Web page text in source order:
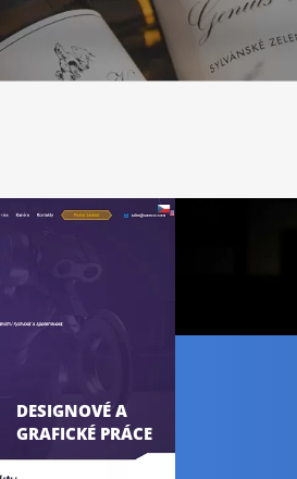
DESIGNOVÉ A
GRAFICKÉ PRÁCE